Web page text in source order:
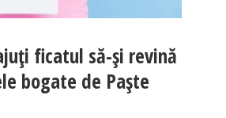
ficatul să-și revină
bogate de Paște